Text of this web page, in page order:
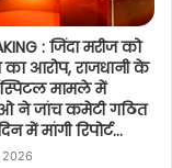
: जिंदा मरीज को
आरोप, राजधानी के
मामले में
ने जांच कमेटी गठित
में मांगी रिपोर्ट…
2026